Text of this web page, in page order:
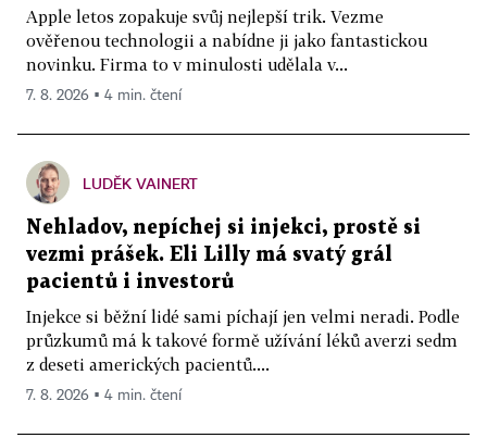
Apple letos zopakuje svůj nejlepší trik. Vezme
ověřenou technologii a nabídne ji jako fantastickou
novinku. Firma to v minulosti udělala v...
7. 8. 2026 ▪ 4 min. čtení
LUDĚK VAINERT
Nehladov, nepíchej si injekci, prostě si
vezmi prášek. Eli Lilly má svatý grál
pacientů i investorů
Injekce si běžní lidé sami píchají jen velmi neradi. Podle
průzkumů má k takové formě užívání léků averzi sedm
z deseti amerických pacientů....
7. 8. 2026 ▪ 4 min. čtení